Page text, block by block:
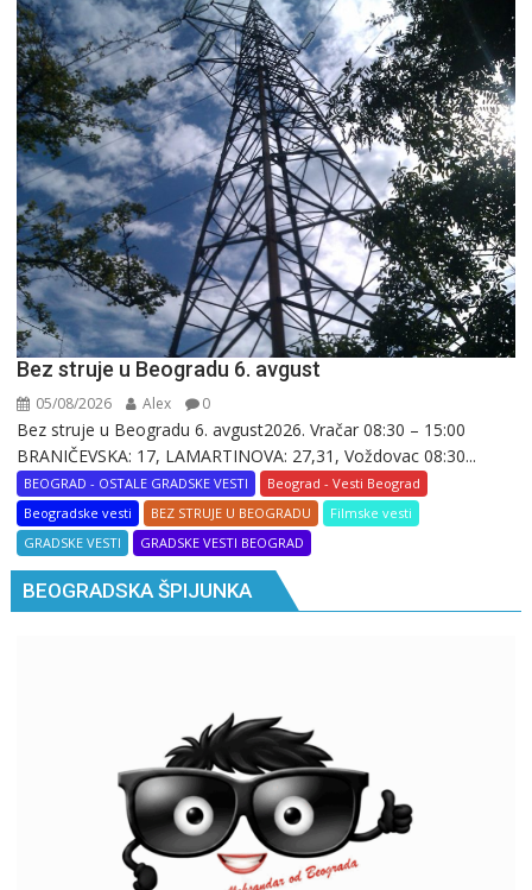
Bez struje u Beogradu 6. avgust
05/08/2026 Alex 0
Bez struje u Beogradu 6. avgust2026. Vračar 08:30 – 15:00
BRANIČEVSKA: 17, LAMARTINOVA: 27,31, Voždovac 08:30...
BEOGRAD - OSTALE GRADSKE VESTI
Beograd - Vesti Beograd
Beogradske vesti
BEZ STRUJE U BEOGRADU
Filmske vesti
GRADSKE VESTI
GRADSKE VESTI BEOGRAD
BEOGRADSKA ŠPIJUNKA